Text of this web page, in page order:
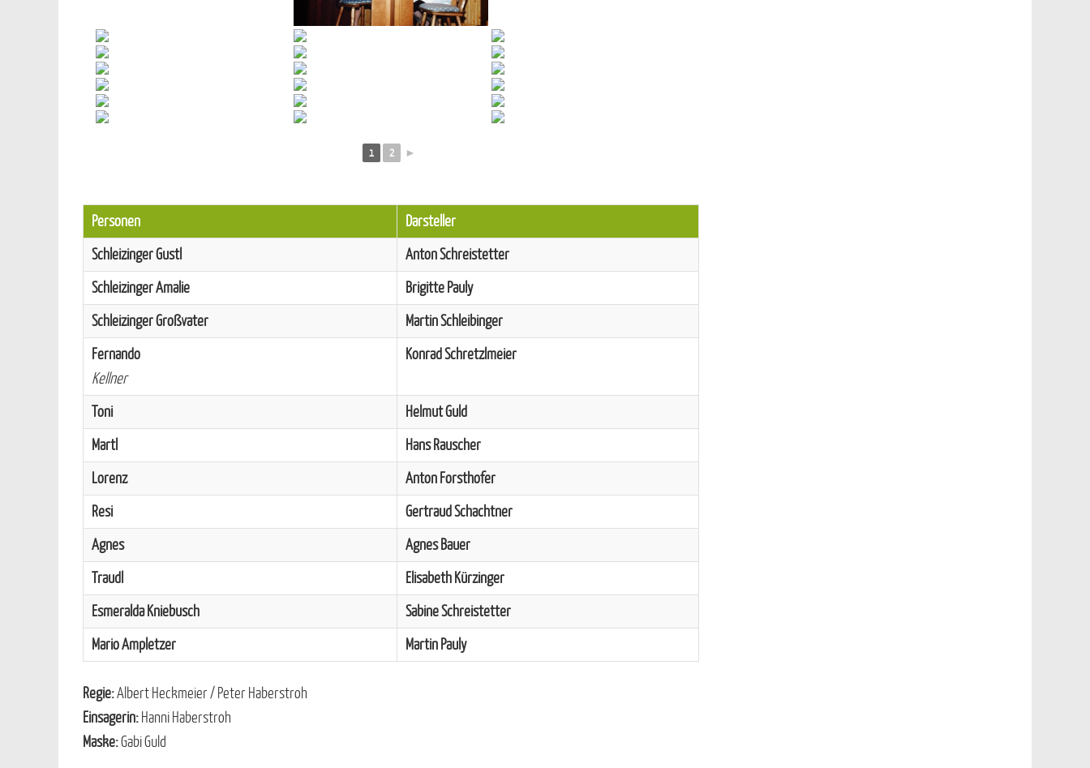
1 2 ►
Personen Darsteller
Schleizinger Gustl Anton Schreistetter
Schleizinger Amalie Brigitte Pauly
Schleizinger Großvater Martin Schleibinger
Fernando
Kellner
Konrad Schretzlmeier
Toni Helmut Guld
Martl Hans Rauscher
Lorenz Anton Forsthofer
Resi Gertraud Schachtner
Agnes Agnes Bauer
Traudl Elisabeth Kürzinger
Esmeralda Kniebusch Sabine Schreistetter
Mario Ampletzer Martin Pauly
Regie:Albert Heckmeier / Peter Haberstroh
Einsagerin: Hanni Haberstroh
Maske:Gabi Guld